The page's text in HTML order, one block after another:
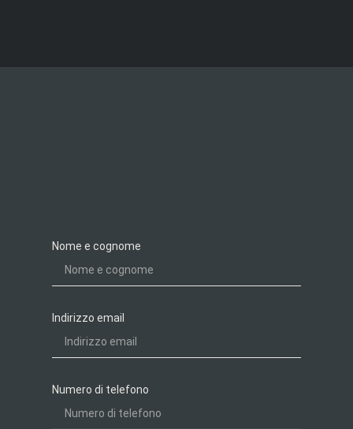
Nome e cognome
Indirizzo email
Numero di telefono